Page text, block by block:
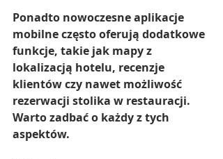
Ponadto nowoczesne aplikacje
mobilne często oferują dodatkowe
funkcje, takie jak mapy z
lokalizacją hotelu, recenzje
klientów czy nawet możliwość
rezerwacji stolika w restauracji.
Warto zadbać o każdy z tych
aspektów.